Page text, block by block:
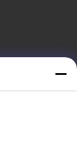
de Guxing,